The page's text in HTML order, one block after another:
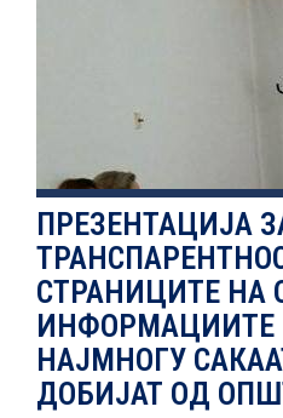
УСЛУГИ
КАТАЛОГ НА УСЛУГИ
ПОВИЦИ
ПРЕЗЕНТАЦИЈА
СТРАНИЦИТЕ НА
ИНФОРМАЦИИТЕ
НАЈМНОГУ
ДОБИЈАТ ОД